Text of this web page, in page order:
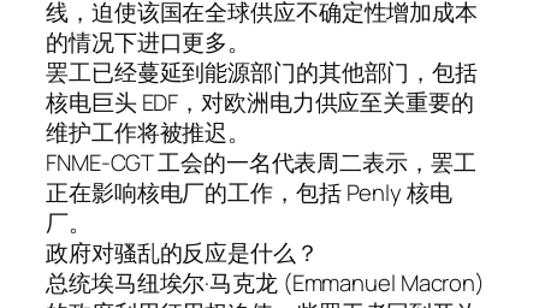
线，迫使该国在全球供应不确定性增加成本
的情况下进口更多。
罢工已经蔓延到能源部门的其他部门，包括
核电巨头 EDF，对欧洲电力供应至关重要的
维护工作将被推迟。
FNME-CGT 工会的一名代表周二表示，罢工
正在影响核电厂的工作，包括 Penly 核电
厂。
政府对骚乱的反应是什么？
总统埃马纽埃尔·马克龙 (Emmanuel Macron)